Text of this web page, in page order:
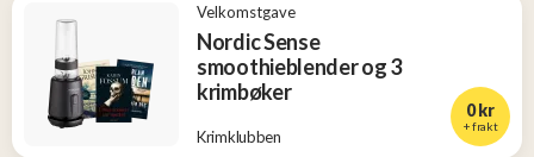
Velkomstgave
Nordic Sense
smoothieblender og 3
krimbøker
Krimklubben
0 kr
+ frakt